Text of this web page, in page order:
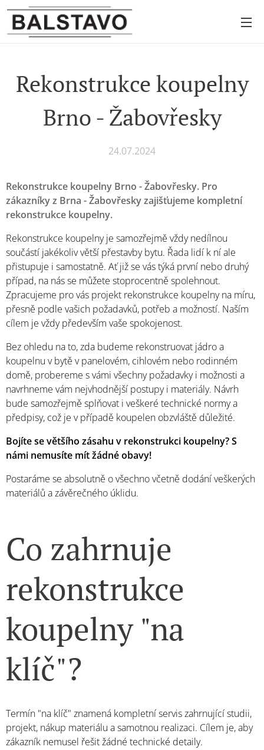
Rekonstrukce koupelny
Brno - Žabovřesky
24.07.2024
Rekonstrukce koupelny Brno - Žabovřesky. Pro
zákazníky z Brna - Žabovřesky zajišťujeme kompletní
rekonstrukce koupelny.
Rekonstrukce koupelny je samozřejmě vždy nedílnou
součástí jakékoliv větší přestavby bytu. Řada lidí k ní ale
přistupuje i samostatně. Ať již se vás týká první nebo druhý
případ, na nás se můžete stoprocentně spolehnout.
Zpracujeme pro vás projekt rekonstrukce koupelny na míru,
přesně podle vašich požadavků, potřeb a možností. Naším
cílem je vždy především vaše spokojenost.
Bez ohledu na to, zda budeme rekonstruovat jádro a
koupelnu v bytě v panelovém, cihlovém nebo rodinném
domě, probereme s vámi všechny požadavky i možnosti a
navrhneme vám nejvhodnější postupy i materiály. Návrh
bude samozřejmě splňovat i veškeré technické normy a
předpisy, což je v případě koupelen obzvláště důležité.
Bojíte se většího zásahu v rekonstrukci koupelny? S
námi nemusíte mít žádné obavy!
Postaráme se absolutně o všechno včetně dodání veškerých
materiálů a závěrečného úklidu.
Co zahrnuje
rekonstrukce
koupelny "na
klíč"?
Termín "na klíč" znamená kompletní servis zahrnující studii,
projekt, nákup materiálu a samotnou realizaci. Cílem je, aby
zákazník nemusel řešit žádné technické detaily.